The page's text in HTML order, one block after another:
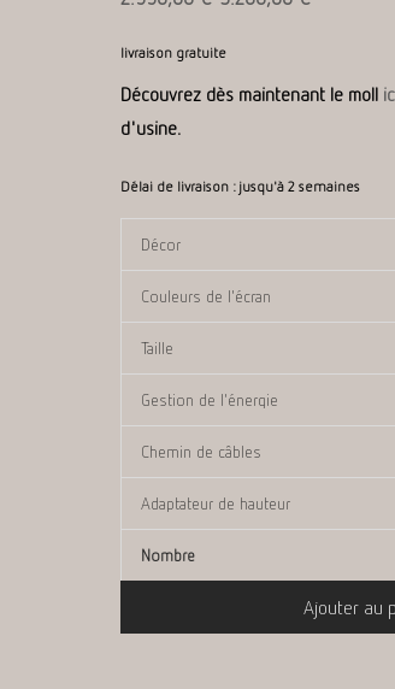
livraison gratuite
Découvrez dès maintenant le moll
d'usine.
Délai de livraison : jusqu'à 2 semaines
Nombre
Ajouter au